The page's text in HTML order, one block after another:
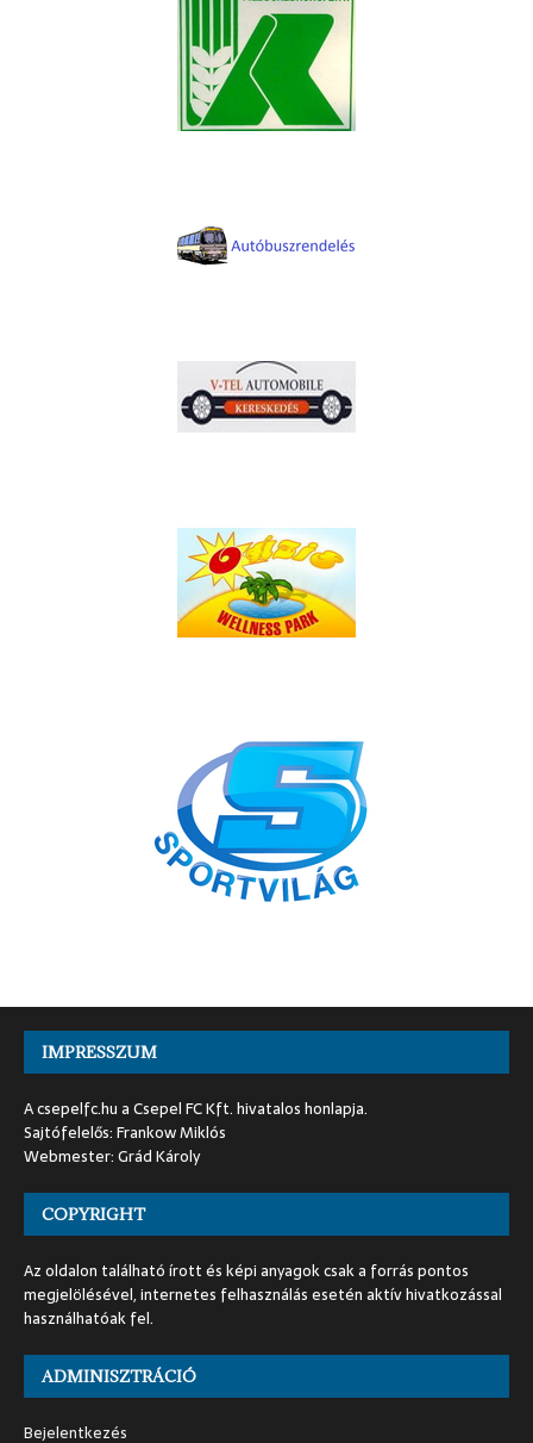
IMPRESSZUM
A csepelfc.hu a Csepel FC Kft. hivatalos honlapja.
Sajtófelelős: Frankow Miklós
Webmester: Grád Károly
COPYRIGHT
Az oldalon található írott és képi anyagok csak a forrás pontos
megjelölésével, internetes felhasználás esetén aktív hivatkozással
használhatóak fel.
ADMINISZTRÁCIÓ
Bejelentkezés